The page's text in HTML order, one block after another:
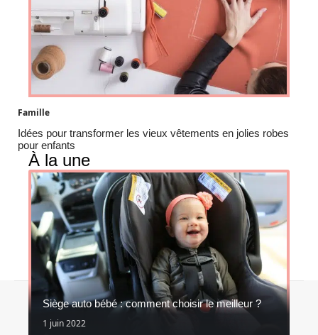
Famille
Idées pour transformer les vieux vêtements en jolies robes
pour enfants
À la une
Siège auto bébé : comment choisir le meilleur ?
1 juin 2022
Contact Mentions légales Sitemap